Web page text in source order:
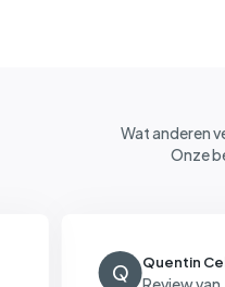
Wat anderen
Onze
Quentin
Q